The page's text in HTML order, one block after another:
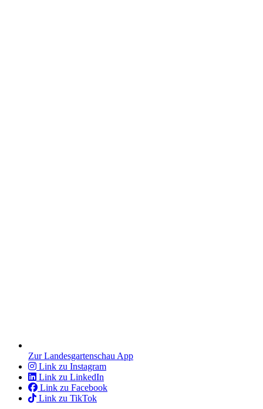
Zur Landesgartenschau App
Link zu Instagram
Link zu LinkedIn
Link zu Facebook
Link zu TikTok